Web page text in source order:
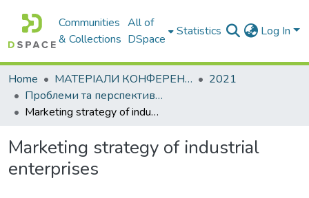
Communities
& Collections
All of
DSpace
Statistics Log In
Home МАТЕРІАЛИ КОНФЕРЕНЦІЙ
2021
Проблеми та перспективи розвитку підприємництва
Marketing strategy of industrial enterprises
Marketing strategy of industrial
enterprises